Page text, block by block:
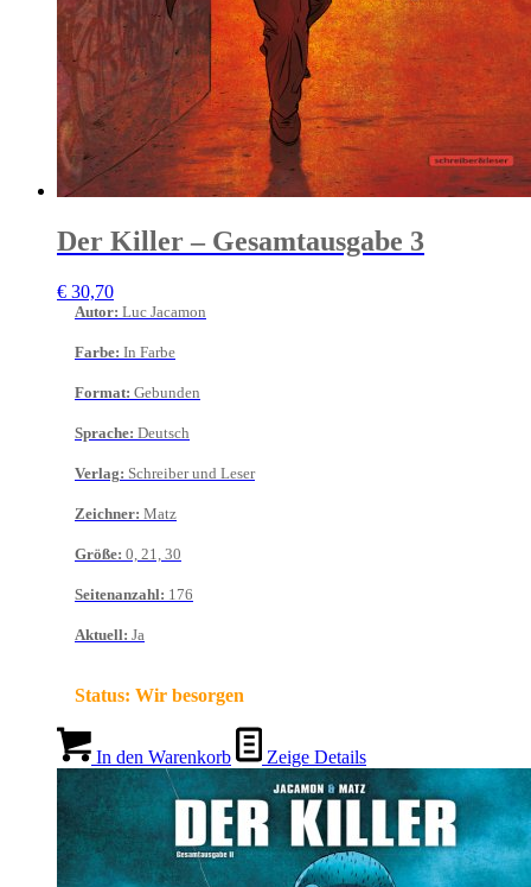
Der Killer – Gesamtausgabe 3
€ 30,70
Autor: Luc Jacamon
Farbe: In Farbe
Format: Gebunden
Sprache: Deutsch
Verlag: Schreiber und Leser
Zeichner: Matz
Größe: 0, 21, 30
Seitenanzahl: 176
Aktuell: Ja
Status: Wir besorgen
In den Warenkorb Zeige Details